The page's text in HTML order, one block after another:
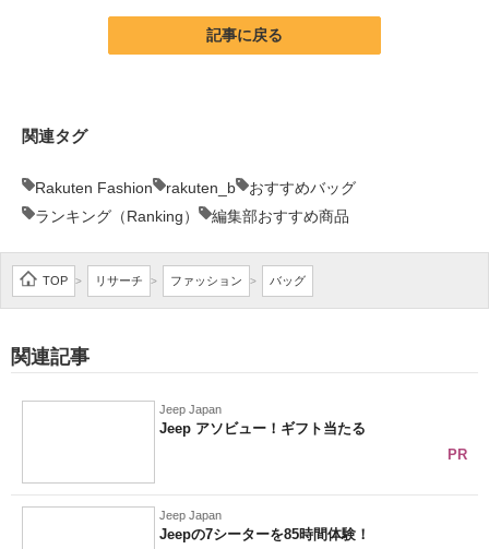
AI活用のいまが分かる
企業向けIT製品の総合サイト
IT製品の技術・比較・事例
製造業のIT導入・活用を支援
エレクトロニクス専門サイト
電子設計の基本と応用
エネルギーの専門メディア
記事に戻る
関連タグ
Rakuten Fashion rakuten_b
おすすめバッグ
ランキング（Ranking）
編集部おすすめ商品
TOP > リサーチ > ファッション > バッグ
関連記事
Jeep Japan
Jeep アソビュー！ギフト当たる
PR
Jeep Japan
Jeepの7シーターを85時間体験！